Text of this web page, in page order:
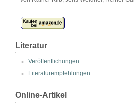
Literatur
Veröffentlichungen
Literaturempfehlungen
Online-Artikel